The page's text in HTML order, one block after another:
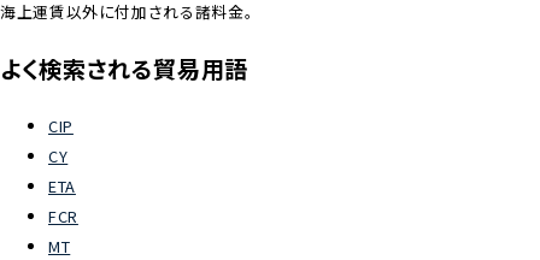
IR情報
海上運賃以外に付加される諸料金。
よく検索される貿易用語
CIP
CY
ETA
FCR
MT